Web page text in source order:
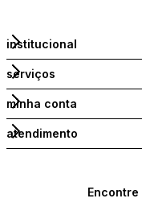
institucional
serviços
minha conta
atendimento